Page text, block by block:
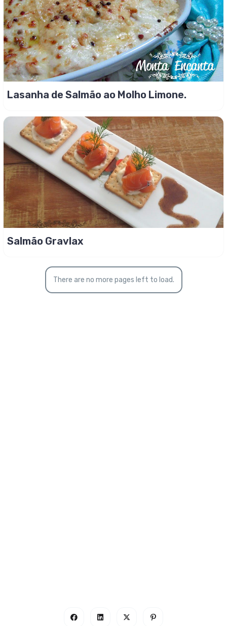
Lasanha de Salmão ao Molho Limone.
Salmão Gravlax
There are no more pages left to load.